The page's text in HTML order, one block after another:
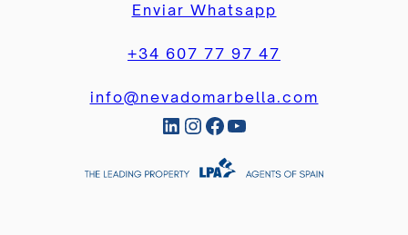
Enviar Whatsapp
+34 607 77 97 47
info@nevadomarbella.com
LinkedIn InstagramFacebook YouTube